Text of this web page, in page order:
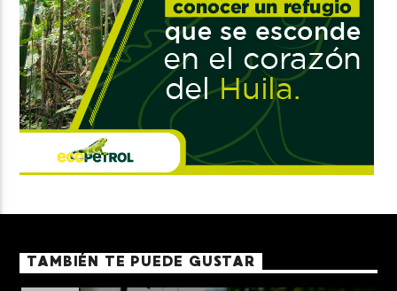
TAMBIÉN TE PUEDE GUSTAR